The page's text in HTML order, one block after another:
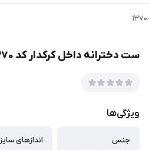
ست دخترانه داخل کرکدار کد ۱۳۷۰
ویژگی‌ها
جنس
اندازهای سایز ۴۰